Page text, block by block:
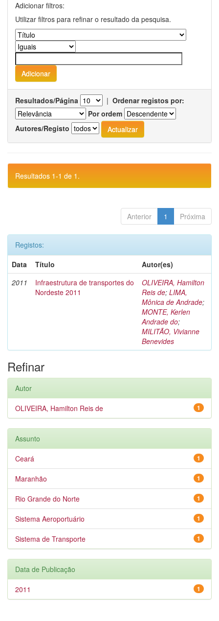
Adicionar filtros:
Utilizar filtros para refinar o resultado da pesquisa.
Resultados/Página | Ordenar registos por:
Por ordem
Autores/Registo
Resultados 1-1 de 1.
Anterior 1 Próxima
Registos:
Data
Título
Autor(es)
2011
Infraestrutura de transportes do
Nordeste 2011
OLIVEIRA, Hamilton
Reis de; LIMA,
Mônica de Andrade;
MONTE, Kerlen
Andrade do;
MILITÃO, Vivianne
Benevides
Refinar
Autor
1
OLIVEIRA, Hamilton Reis de
Assunto
1
Ceará
1
Maranhão
1
Rio Grande do Norte
1
Sistema Aeroportuário
1
Sistema de Transporte
Data de Publicação
1
2011